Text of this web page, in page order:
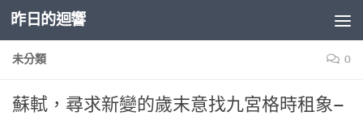
Skip to content
昨日的迴響
未分類 0
蘇軾，尋求新變的歲末意找九宮格時租象–